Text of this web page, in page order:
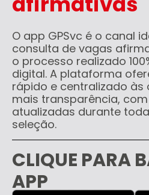
O app GPSvc é o canal
consulta de vagas
o processo realizado
digital. A plataforma
rápido e centralizado às
mais transparência,
atualizadas durante
seleção.
CLIQUE PARA
APP